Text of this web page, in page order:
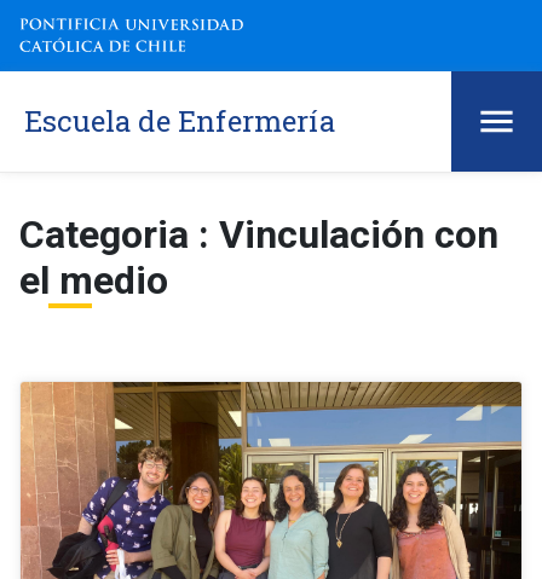
Escuela de Enfermería
Categoria : Vinculación con
el medio